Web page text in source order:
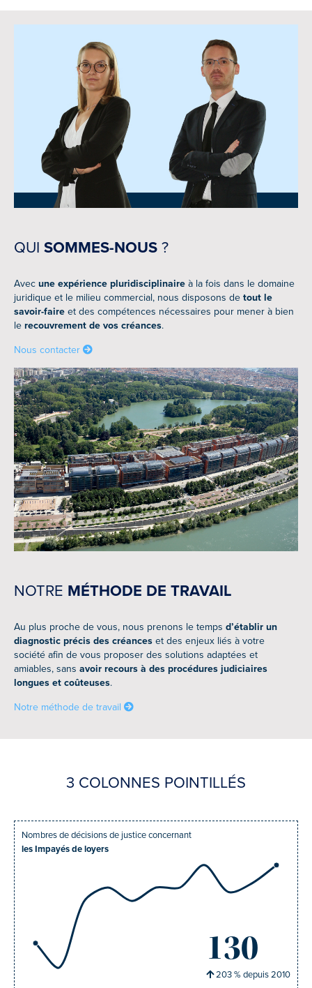
QUI SOMMES-NOUS ?
Avec une expérience pluridisciplinaire à la fois dans le domaine
juridique et le milieu commercial, nous disposons de tout le
savoir-faire et des compétences nécessaires pour mener à bien
le recouvrement de vos créances.
Nous contacter
NOTRE MÉTHODE DE TRAVAIL
Au plus proche de vous, nous prenons le temps d’établir un
diagnostic précis des créances et des enjeux liés à votre
société afin de vous proposer des solutions adaptées et
amiables, sans avoir recours à des procédures judiciaires
longues et coûteuses.
Notre méthode de travail
3 COLONNES POINTILLÉS
Nombres de décisions de justice concernant
les Impayés de loyers
130
203% depuis2010